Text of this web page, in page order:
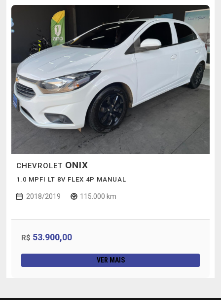
CHEVROLET ONIX
1.0 MPFI LT 8V FLEX 4P MANUAL
2018/2019 115.000 km
R$ 53.900,00
VER MAIS